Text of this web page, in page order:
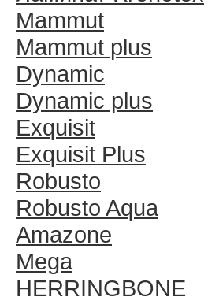
Mammut
Mammut plus
Dynamic
Dynamic plus
Exquisit
Exquisit Plus
Robusto
Robusto Aqua
Amazone
Mega
HERRINGBONE